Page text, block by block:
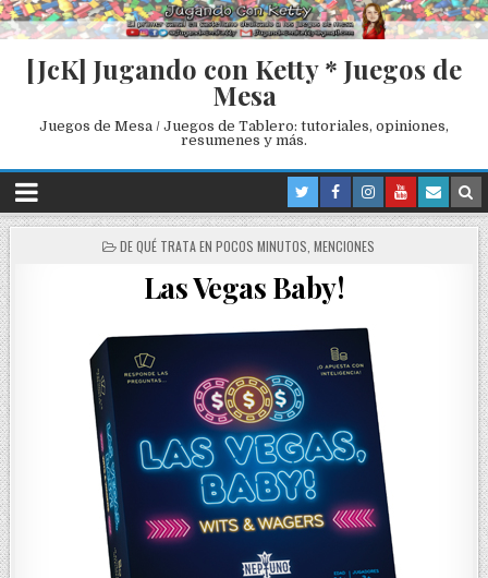
[JcK] Jugando con Ketty * Juegos de
Mesa
Juegos de Mesa / Juegos de Tablero: tutoriales, opiniones,
resumenes y más.
P
D
N
DE QUÉ TRATA EN POCOS MINUTOS MENCIONES
Las Vegas Baby!